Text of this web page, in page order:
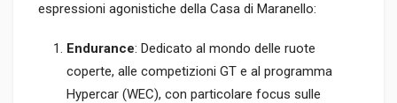
espressioni agonistiche della Casa di Maranello:
Endurance: Dedicato al mondo delle ruote
coperte, alle competizioni GT e al programma
Hypercar (WEC), con particolare focus sulle